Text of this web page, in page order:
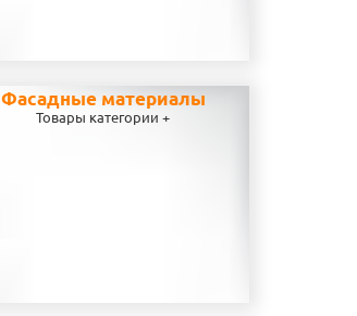
Фасадные материалы
Товары категории +